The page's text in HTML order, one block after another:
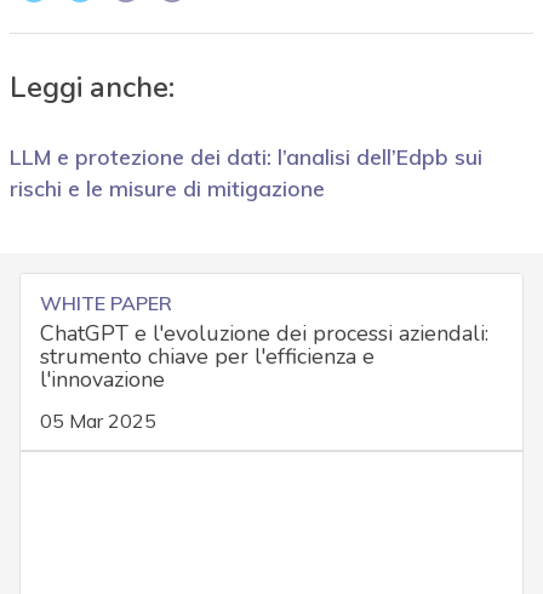
Leggi anche:
LLM e protezione dei dati: l’analisi dell’Edpb sui
rischi e le misure di mitigazione
WHITE PAPER
ChatGPT e l'evoluzione dei processi aziendali:
strumento chiave per l'efficienza e
l'innovazione
05 Mar 2025